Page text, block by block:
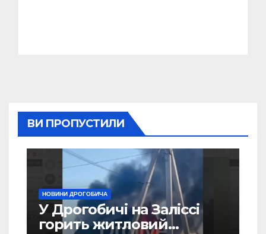
ВИ ПРОПУСТИЛИ
НОВИНИ ДРОГОБИЧА
У Дрогобичі на Заліссі
горить житловий